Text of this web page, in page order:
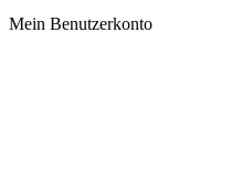
Mein Benutzerkonto